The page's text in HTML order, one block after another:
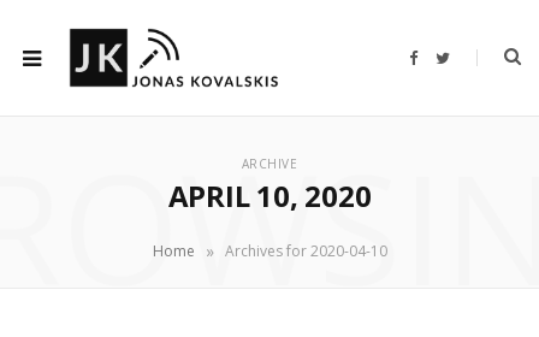
F
b
T
t
ARCHIVE
APRIL 10, 2020
Home » Archives for 2020-04-10